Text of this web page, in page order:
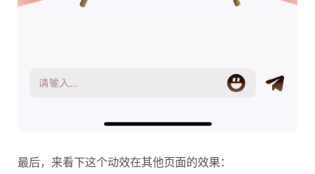
最后，来看下这个动效在其他页面的效果：